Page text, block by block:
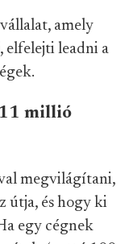
amely
elfelejti leadni a
millió
megvilágítani,
útja, és hogy ki
egy cégnek